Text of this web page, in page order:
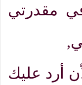
مقدرتي
,
أرد عليك